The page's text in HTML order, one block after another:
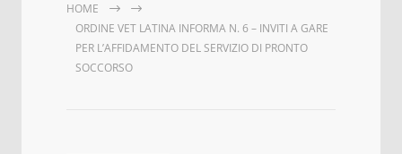
HOME
ORDINE VET LATINA INFORMA N. 6 – INVITI A GARE
PER L’AFFIDAMENTO DEL SERVIZIO DI PRONTO
SOCCORSO